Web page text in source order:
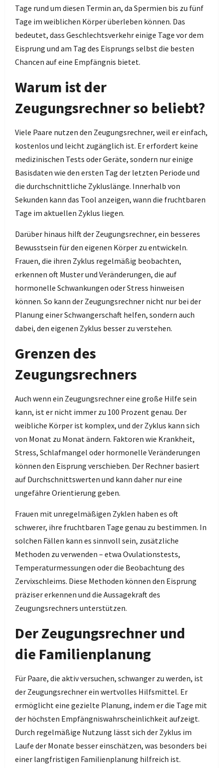
Tage rund um diesen Termin an, da Spermien bis zu fünf
Tage im weiblichen Körper überleben können. Das
bedeutet, dass Geschlechtsverkehr einige Tage vor dem
Eisprung und am Tag des Eisprungs selbst die besten
Chancen auf eine Empfängnis bietet.
Warum ist der
Zeugungsrechner so beliebt?
Viele Paare nutzen den Zeugungsrechner, weil er einfach,
kostenlos und leicht zugänglich ist. Er erfordert keine
medizinischen Tests oder Geräte, sondern nur einige
Basisdaten wie den ersten Tag der letzten Periode und
die durchschnittliche Zykluslänge. Innerhalb von
Sekunden kann das Tool anzeigen, wann die fruchtbaren
Tage im aktuellen Zyklus liegen.
Darüber hinaus hilft der Zeugungsrechner, ein besseres
Bewusstsein für den eigenen Körper zu entwickeln.
Frauen, die ihren Zyklus regelmäßig beobachten,
erkennen oft Muster und Veränderungen, die auf
hormonelle Schwankungen oder Stress hinweisen
können. So kann der Zeugungsrechner nicht nur bei der
Planung einer Schwangerschaft helfen, sondern auch
dabei, den eigenen Zyklus besser zu verstehen.
Grenzen des
Zeugungsrechners
Auch wenn ein Zeugungsrechner eine große Hilfe sein
kann, ist er nicht immer zu 100 Prozent genau. Der
weibliche Körper ist komplex, und der Zyklus kann sich
von Monat zu Monat ändern. Faktoren wie Krankheit,
Stress, Schlafmangel oder hormonelle Veränderungen
können den Eisprung verschieben. Der Rechner basiert
auf Durchschnittswerten und kann daher nur eine
ungefähre Orientierung geben.
Frauen mit unregelmäßigen Zyklen haben es oft
schwerer, ihre fruchtbaren Tage genau zu bestimmen. In
solchen Fällen kann es sinnvoll sein, zusätzliche
Methoden zu verwenden – etwa Ovulationstests,
Temperaturmessungen oder die Beobachtung des
Zervixschleims. Diese Methoden können den Eisprung
präziser erkennen und die Aussagekraft des
Zeugungsrechners unterstützen.
Der Zeugungsrechner und
die Familienplanung
Für Paare, die aktiv versuchen, schwanger zu werden, ist
der Zeugungsrechner ein wertvolles Hilfsmittel. Er
ermöglicht eine gezielte Planung, indem er die Tage mit
der höchsten Empfängniswahrscheinlichkeit aufzeigt.
Durch regelmäßige Nutzung lässt sich der Zyklus im
Laufe der Monate besser einschätzen, was besonders bei
einer langfristigen Familienplanung hilfreich ist.